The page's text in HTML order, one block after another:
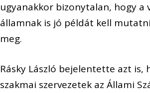
ugyanakkor bizonytalan, hogy a
államnak is jó példát kell
meg.
Rásky László bejelentette azt
szakmai szervezetek az Állami